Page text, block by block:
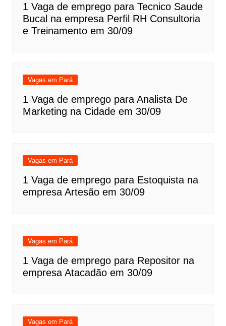
1 Vaga de emprego para Tecnico Saude
Bucal na empresa Perfil RH Consultoria
e Treinamento em 30/09
Vagas em Pará
1 Vaga de emprego para Analista De
Marketing na Cidade em 30/09
Vagas em Pará
1 Vaga de emprego para Estoquista na
empresa Artesão em 30/09
Vagas em Pará
1 Vaga de emprego para Repositor na
empresa Atacadão em 30/09
Vagas em Pará